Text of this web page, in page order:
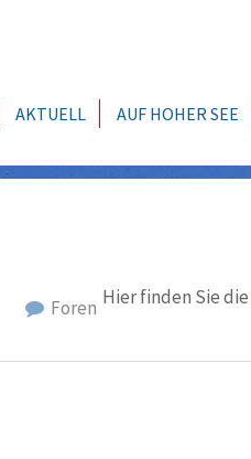
AKTUELL AUF HOHER SEE
Hier finden Sie die
Foren